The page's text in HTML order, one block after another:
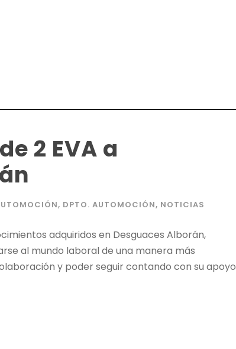
2 EVA a
, DPTO. AUTOMOCIÓN, NOTICIAS
adquiridos en Desguaces Alborán,
al mundo laboral de una manera más
y poder seguir contando con su apoyo